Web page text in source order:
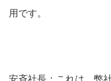
用です。
安斉社長：これは、弊